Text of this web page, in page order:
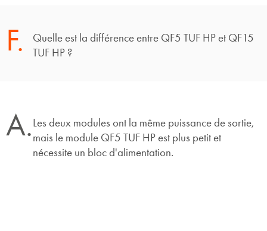
F.
Quelle est la différence entre QF5 TUF HP et QF15
TUF HP ?
A.Les deux modules ont la même puissance de sortie,
mais le module QF5 TUF HP est plus petit et
nécessite un bloc d'alimentation.